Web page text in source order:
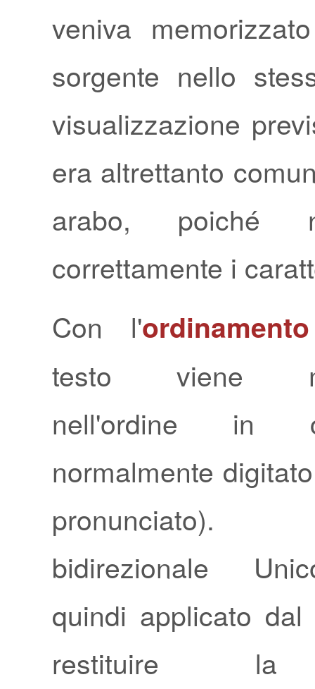
veniva
sorgente nello
visualizzazione
era altrettanto
arabo, poiché
correttamente i
Con l'
testo viene
nell'ordine in
normalmente
pronunciato).
bidirezionale
quindi applicato
restituire la